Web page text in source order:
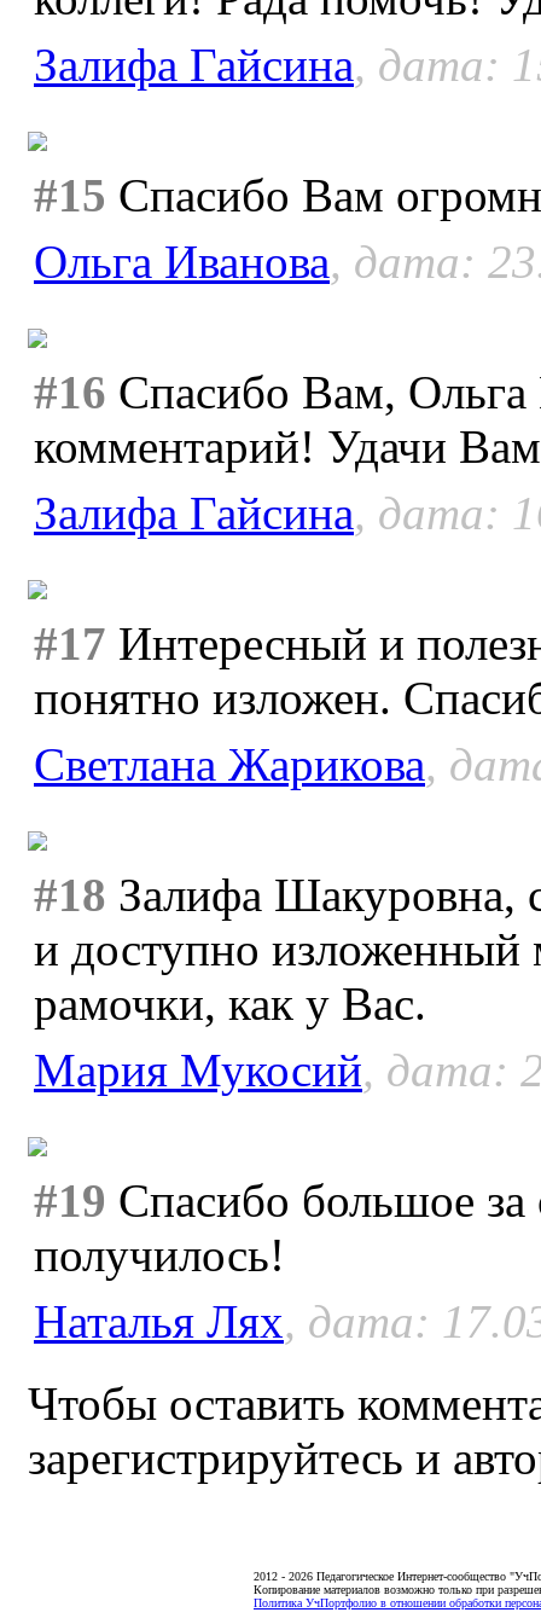
Залифа Гайсина, дата:
#15 Спасибо Вам
Ольга Иванова, дата:
#16 Спасибо Вам, Ольга
комментарий! Удачи
Залифа Гайсина, дата:
#17 Интересный и
понятно изложен.
Светлана Жарикова,
#18 Залифа Шакуровна,
и доступно изложенный
рамочки, как у Вас.
Мария Мукосий, дата:
#19 Спасибо большое
получилось!
Наталья Лях, дата:
Чтобы оставить
зарегистрируйтесь и
2012 - 2026 Педагогическое Интернет-сообщество
Копирование материалов возможно только при
Политика УчПортфолио в отношении обработки